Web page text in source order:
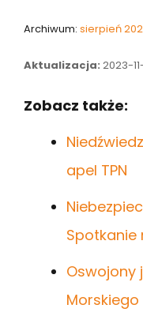
Archiwum: sierpień
Aktualizacja: 2023-
Zobacz także:
apel TPN
Spotkanie
Oswojony
Morskiego